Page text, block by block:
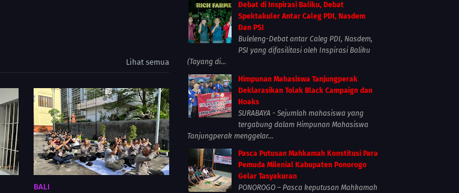
Lihat semua
BALI
Debat di Inspirasi Baliku, Debat
Spektakuler Antar Caleg PDI, Nasdem
Dan PSI
Buleleng-Debat antar Caleg PDI, Nasdem,
PSI yang difasilitasi oleh Inspirasi Baliku
(Tayang di...
Himpunan Mahasiswa Tanjungperak
Deklarasikan Tolak Black Campaign dan
Hoaks
SURABAYA - Sejumlah mahasiswa yang
tergabung dalam Himpunan Mahasiswa
Tanjungperak menggelar...
Pasca Putusan Mahkamah Konstitusi Para
Pemuda Milenial Kabupaten Ponorogo
Gelar Tasyakuran
PONOROGO – Pasca keputusan Mahkamah